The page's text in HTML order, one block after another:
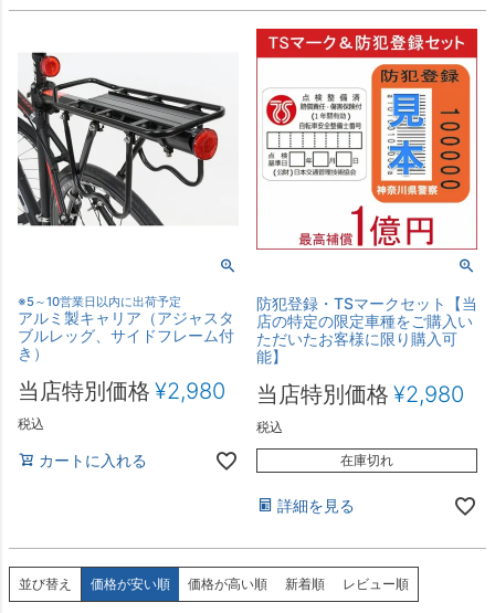
※5～10営業日以内に出荷予定
アルミ製キャリア（アジャスタ
ブルレッグ、サイドフレーム付
き）
当店特別価格 ¥2,980
税込
カートに入れる
防犯登録・TSマークセット【当
店の特定の限定車種をご購入い
ただいたお客様に限り購入可
能】
当店特別価格 ¥2,980
税込
在庫切れ
詳細を見る
並び替え 価格が安い順 価格が高い順 新着順 レビュー順